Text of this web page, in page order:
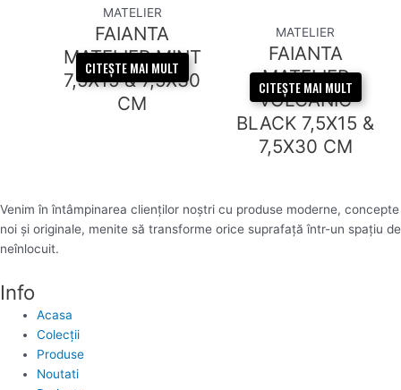
MATELIER
FAIANTA
MATELIER MINT
7,5X15 & 7,5X30
CM
CITEȘTE MAI MULT
MATELIER
FAIANTA
MATELIER
VOLCANIC
BLACK 7,5X15 &
7,5X30 CM
CITEȘTE MAI MULT
Venim în întâmpinarea clienților noștri cu produse moderne, concepte
noi și originale, menite să transforme orice suprafață într-un spațiu de
neînlocuit.
Info
Acasa
Colecții
Produse
Noutati